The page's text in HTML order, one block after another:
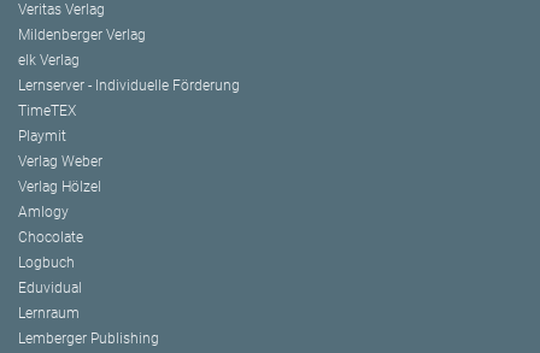
Veritas Verlag
Mildenberger Verlag
elk Verlag
Lernserver - Individuelle Förderung
TimeTEX
Playmit
Verlag Weber
Verlag Hölzel
Amlogy
Chocolate
Logbuch
Eduvidual
Lernraum
Lemberger Publishing